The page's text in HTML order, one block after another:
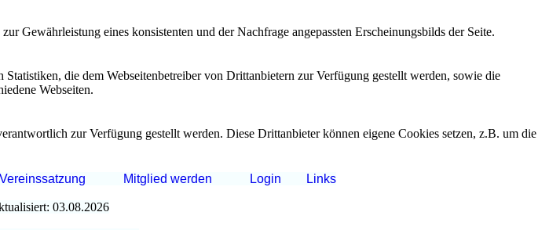
Vereinssatzung Mitglied werden Login Links
03.08.2026
Gewährleistung eines konsistenten und der Nachfrage angepassten Erscheinungsbilds der Seite.
die dem Webseitenbetreiber von Drittanbietern zur Verfügung gestellt werden, sowie die
Webseiten.
zur Verfügung gestellt werden. Diese Drittanbieter können eigene Cookies setzen, z.B. um die